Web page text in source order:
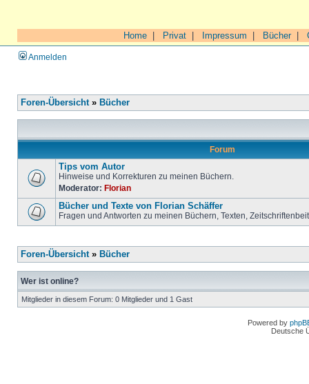
Home Privat Impressum Bücher|
Anmelden
Foren-Übersicht» Bücher
Forum
Tips vom Autor
Hinweise und Korrekturen zu meinen Büchern.
Moderator: Florian
Bücher und Texte von Florian Schäffer
Fragen und Antworten zu meinen Büchern, Texten,
Foren-Übersicht» Bücher
Wer ist online?
Mitglieder in diesem Forum: 0 Mitglieder und 1 Gast
Powered by
Deutsche